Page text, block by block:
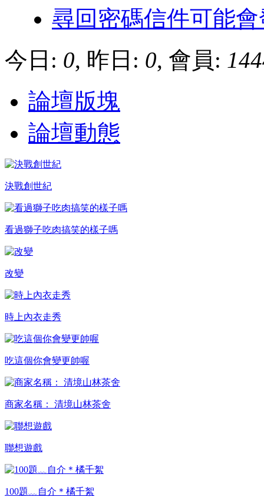
尋回密碼信件可能
今日: 0, 昨日: 0, 會員:
論壇版塊
論壇動態
決戰創世紀
看過獅子吃肉搞笑的樣子嗎
改變
時上內衣走秀
吃這個你會變更帥喔
商家名稱： 清境山林茶舍
聯想遊戲
100題﹏自介＊橘千絮